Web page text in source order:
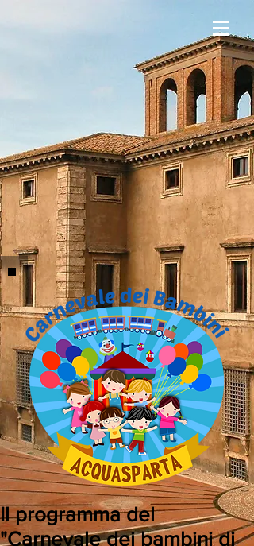
Il programma del
"Carnevale dei bambini di